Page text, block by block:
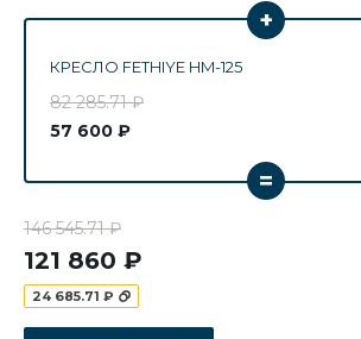
КРЕСЛО FETHIYE HM-125
82 285.71 ₽
57 600 ₽
+
=
146 545.71 ₽
121 860 ₽
24 685.71 ₽